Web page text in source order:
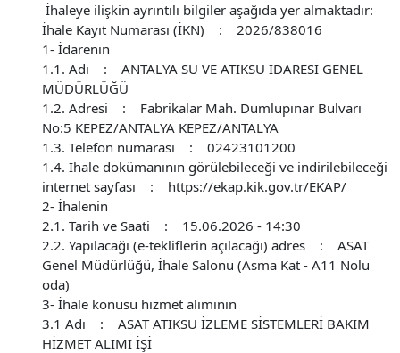
İhaleye ilişkin ayrıntılı bilgiler aşağıda yer almaktadır:
İhale Kayıt Numarası (İKN) : 2026/838016
1- İdarenin
1.1. Adı : ANTALYA SU VE ATIKSU İDARESİ GENEL
MÜDÜRLÜĞÜ
1.2. Adresi : Fabrikalar Mah. Dumlupınar Bulvarı
No:5 KEPEZ/ANTALYA KEPEZ/ANTALYA
1.3. Telefon numarası : 02423101200
1.4. İhale dokümanının görülebileceği ve indirilebileceği
internet sayfası : https://ekap.kik.gov.tr/EKAP/
2- İhalenin
2.1. Tarih ve Saati : 15.06.2026 - 14:30
2.2. Yapılacağı (e-tekliflerin açılacağı) adres : ASAT
Genel Müdürlüğü, İhale Salonu (Asma Kat - A11 Nolu
oda)
3- İhale konusu hizmet alımının
3.1 Adı : ASAT ATIKSU İZLEME SİSTEMLERİ BAKIM
HİZMET ALIMI İŞİ